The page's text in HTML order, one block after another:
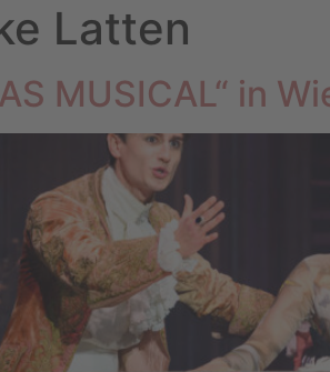
Latten
MUSICAL“ in